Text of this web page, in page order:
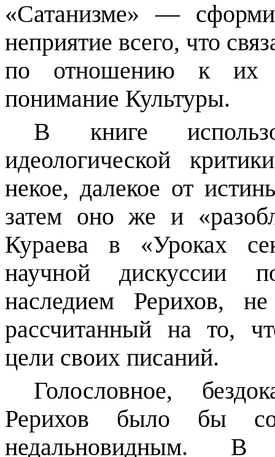
«Сатанизме» —
неприятие всего, что
по отношению к их
понимание Культуры.
В книге
идеологической
некое, далекое от
затем оно же и
Кураева в «Уроках
научной дискуссии
наследием Рерихов,
рассчитанный на то,
цели своих писаний.
Голословное,
Рерихов было бы
недальновидным.